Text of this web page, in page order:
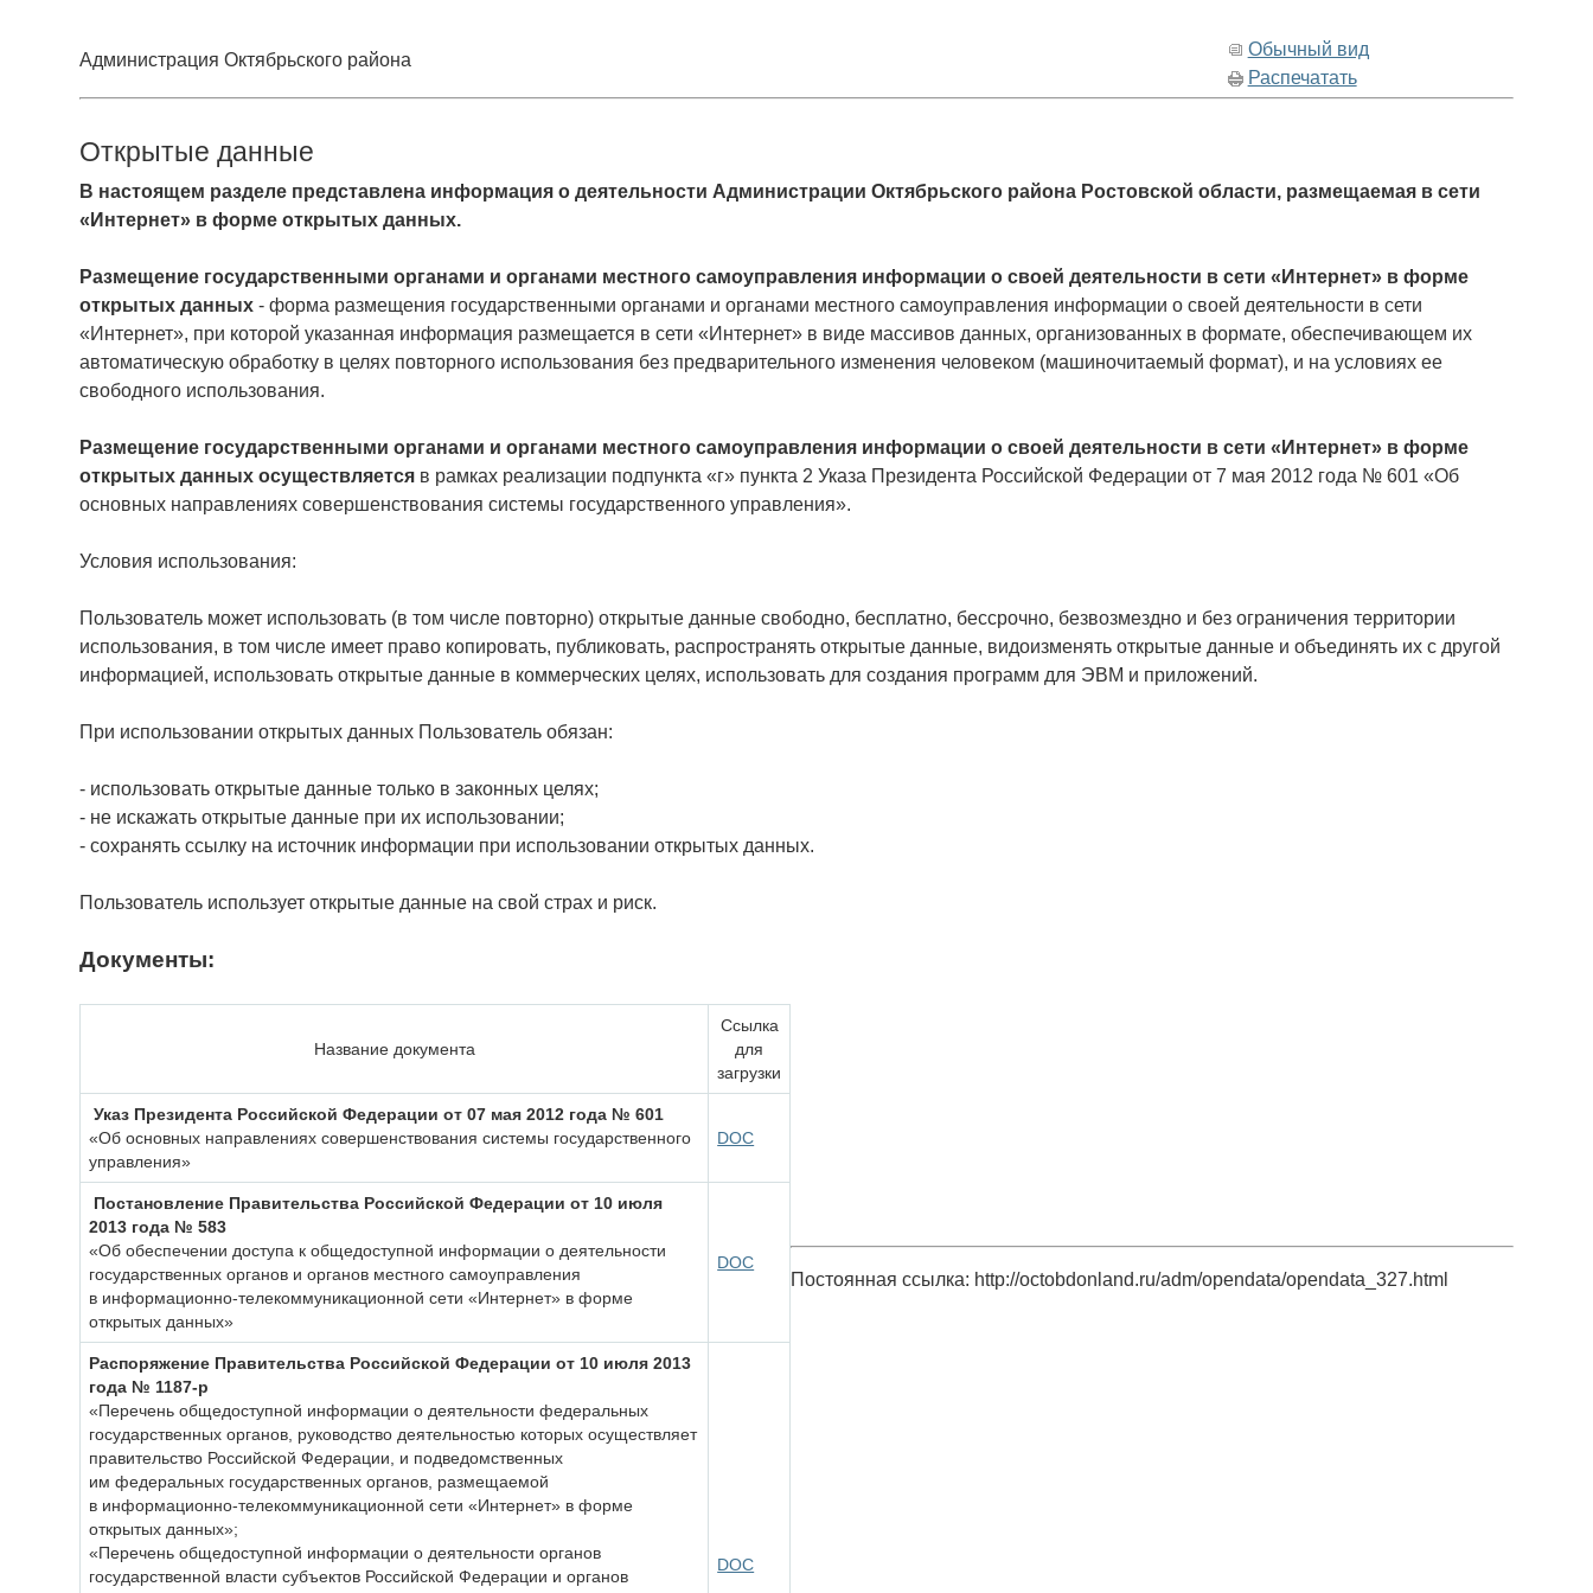
Обычный вид
Распечатать
Администрация Октябрьского района
Открытые данные
В настоящем разделе представлена информация о деятельности Администрации Октябрьского района Ростовской области, размещаемая в сети
«Интернет» в форме открытых данных.
Размещение государственными органами и органами местного самоуправления информации о своей деятельности в сети «Интернет» в форме
открытых данных - форма размещения государственными органами и органами местного самоуправления информации о своей деятельности в сети
«Интернет», при которой указанная информация размещается в сети «Интернет» в виде массивов данных, организованных в формате, обеспечивающем их
автоматическую обработку в целях повторного использования без предварительного изменения человеком (машиночитаемый формат), и на условиях ее
свободного использования.
Размещение государственными органами и органами местного самоуправления информации о своей деятельности в сети «Интернет» в форме
открытых данных осуществляется в рамках реализации подпункта «г» пункта 2 Указа Президента Российской Федерации от 7 мая 2012 года № 601 «Об
основных направлениях совершенствования системы государственного управления».
Условия использования:
Пользователь может использовать (в том числе повторно) открытые данные свободно, бесплатно, бессрочно, безвозмездно и без ограничения территории
использования, в том числе имеет право копировать, публиковать, распространять открытые данные, видоизменять открытые данные и объединять их с другой
информацией, использовать открытые данные в коммерческих целях, использовать для создания программ для ЭВМ и приложений.
При использовании открытых данных Пользователь обязан:
- использовать открытые данные только в законных целях;
- не искажать открытые данные при их использовании;
- сохранять ссылку на источник информации при использовании открытых данных.
Пользователь использует открытые данные на свой страх и риск.
Документы:
Название документа
Ссылка
для
загрузки
Указ Президента Российской Федерации от 07 мая 2012 года № 601
«Об основных направлениях совершенствования системы государственного
управления»
DOC
Постановление Правительства Российской Федерации от 10 июля
2013 года № 583
«Об обеспечении доступа к общедоступной информации о деятельности
государственных органов и органов местного самоуправления
в информационно-телекоммуникационной сети «Интернет» в форме
открытых данных»
DOC
Распоряжение Правительства Российской Федерации от 10 июля 2013
года № 1187-р
«Перечень общедоступной информации о деятельности федеральных
государственных органов, руководство деятельностью которых осуществляет
правительство Российской Федерации, и подведомственных
им федеральных государственных органов, размещаемой
в информационно-телекоммуникационной сети «Интернет» в форме
открытых данных»;
«Перечень общедоступной информации о деятельности органов
государственной власти субъектов Российской Федерации и органов
DOC
Постоянная ссылка: http://octobdonland.ru/adm/opendata/opendata_327.html